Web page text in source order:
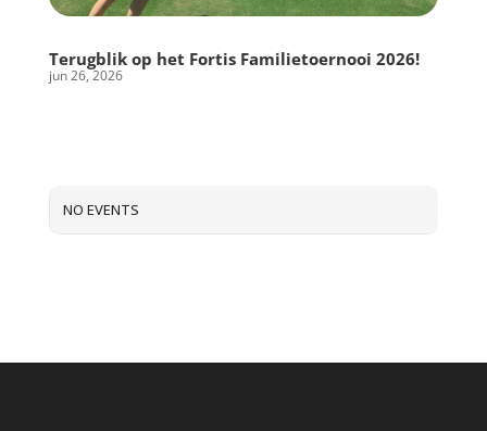
Terugblik op het Fortis Familietoernooi 2026!
jun 26, 2026
NO EVENTS